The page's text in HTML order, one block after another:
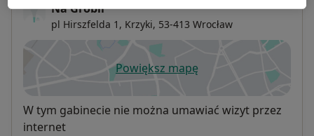
Na Grobli
pl Hirszfelda 1, Krzyki, 53-413 Wrocław
Powiększ mapęotwiera się w nowej karcie
Dostępność
W tym gabinecie nie można umawiać wizyt przez
internet